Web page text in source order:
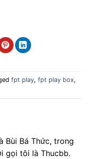
fpt play, fpt play box,
Bùi Bá Thức, trong
gọi tôi là Thucbb.